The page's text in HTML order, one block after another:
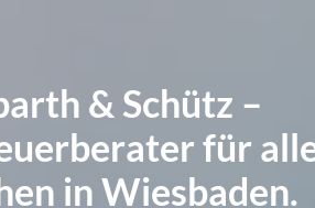
& Schütz –
für
in Wiesbaden.